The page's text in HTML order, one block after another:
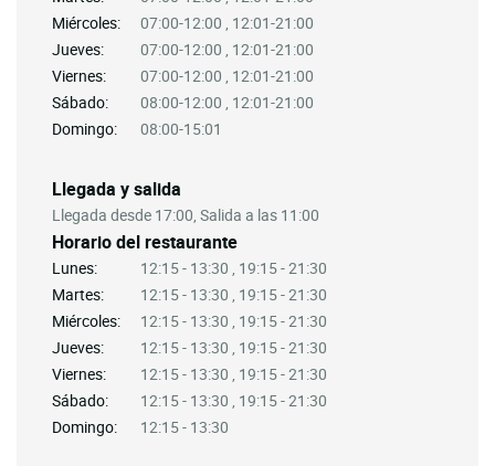
Miércoles:
07:00-12:00 , 12:01-21:00
Jueves:
07:00-12:00 , 12:01-21:00
Viernes:
07:00-12:00 , 12:01-21:00
Sábado:
08:00-12:00 , 12:01-21:00
Domingo:
08:00-15:01
Llegada y salida
Llegada desde 17:00, Salida a las 11:00
Horario del restaurante
Lunes:
12:15 - 13:30 , 19:15 - 21:30
Martes:
12:15 - 13:30 , 19:15 - 21:30
Miércoles:
12:15 - 13:30 , 19:15 - 21:30
Jueves:
12:15 - 13:30 , 19:15 - 21:30
Viernes:
12:15 - 13:30 , 19:15 - 21:30
Sábado:
12:15 - 13:30 , 19:15 - 21:30
Domingo:
12:15 - 13:30